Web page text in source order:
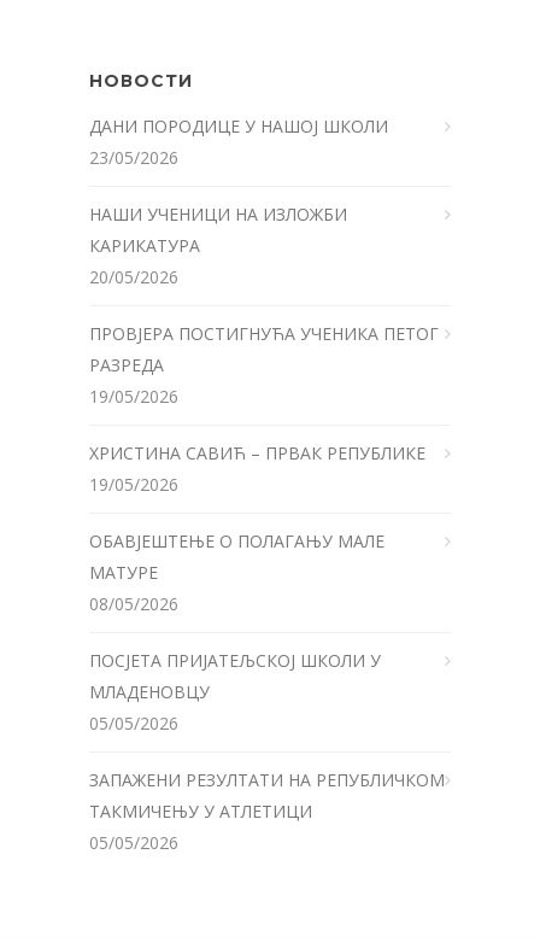
НОВОСТИ
ДАНИ ПОРОДИЦЕ У НАШОЈ ШКОЛИ
23/05/2026
НАШИ УЧЕНИЦИ НА ИЗЛОЖБИ
КАРИКАТУРА
20/05/2026
ПРОВЈЕРА ПОСТИГНУЋА УЧЕНИКА ПЕТОГ
РАЗРЕДА
19/05/2026
ХРИСТИНА САВИЋ – ПРВАК РЕПУБЛИКЕ
19/05/2026
ОБАВЈЕШТЕЊЕ О ПОЛАГАЊУ МАЛЕ
МАТУРЕ
08/05/2026
ПОСЈЕТА ПРИЈАТЕЉСКОЈ ШКОЛИ У
МЛАДЕНОВЦУ
05/05/2026
ЗАПАЖЕНИ РЕЗУЛТАТИ НА РЕПУБЛИЧКОМ
ТАКМИЧЕЊУ У АТЛЕТИЦИ
05/05/2026